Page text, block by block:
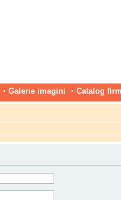
Galerie imagini Catalog